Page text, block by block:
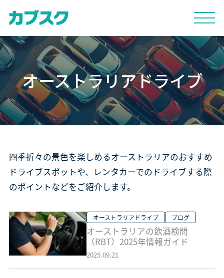
オーストラリアドライブ
四季折々の景色を楽しめるオーストラリアのおすすめ
ドライブスポットや、レンタカーでのドライブする際
のポイントなどをご紹介します。
オーストラリアドライブ ブログ
オーストラリアの飲酒検問
（RBT）2025年情報ガイド
2025.09.21